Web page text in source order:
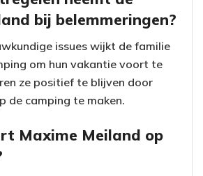
bij belemmeringen?
issues wijkt de familie
om hun vakantie voort te
ze positief te blijven door
de camping te maken.
Maxime Meiland op